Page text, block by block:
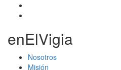
enElVigia
Nosotros
Misión